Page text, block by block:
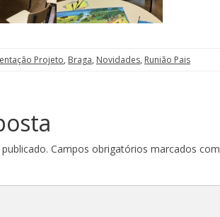
Projeto, Braga, Novidades, Runião Pais
Campos obrigatórios marcados com